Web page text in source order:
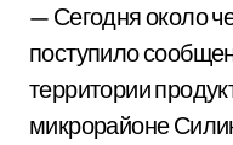
— Сегодня около
поступило
территории
микрорайоне